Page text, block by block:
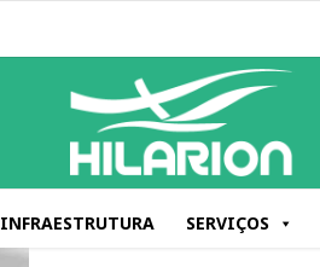
INFRAESTRUTURA SERVIÇOS